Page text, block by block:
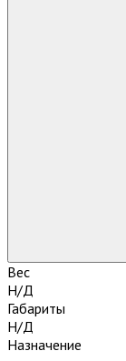
Вес
Н/Д
Габариты
Н/Д
Назначение